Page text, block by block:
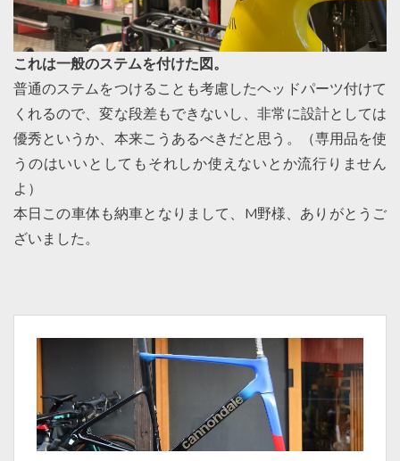
これは一般のステムを付けた図。
普通のステムをつけることも考慮したヘッドパーツ付けて
くれるので、変な段差もできないし、非常に設計としては
優秀というか、本来こうあるべきだと思う。（専用品を使
うのはいいとしてもそれしか使えないとか流行りません
よ）
本日この車体も納車となりまして、M野様、ありがとうご
ざいました。